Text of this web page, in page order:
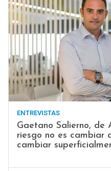
ENTREVISTAS
Gaetano Salierno, de
riesgo no es cambiar
cambiar